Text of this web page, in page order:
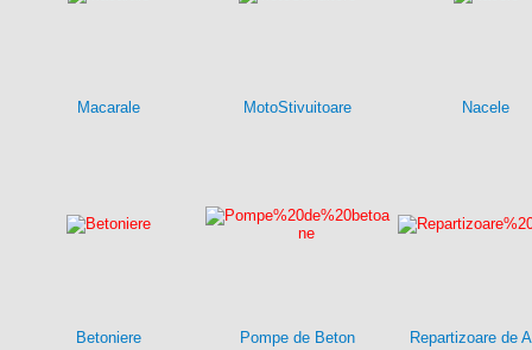
Macarale MotoStivuitoare Nacele
Betoniere Pompe de Beton Repartizoare de